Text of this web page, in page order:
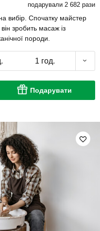
подарували 2 682 рази
на вибір. Спочатку майстер
зробить масаж із
породи.
1 год.
Подарувати